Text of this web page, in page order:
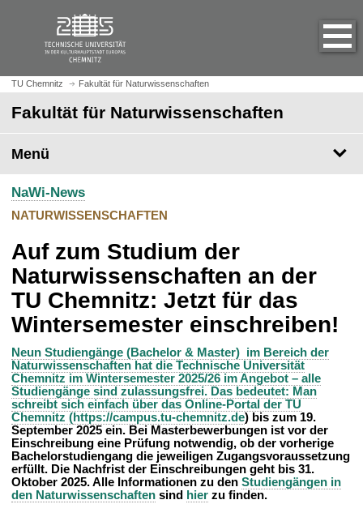
z
m
t
e
i
t
a
u
f
u
f
e
n
TU Chemnitz Fakultät für Naturwissenschaften
Fakultät für Naturwissenschaften
Menü
NaWi-News
NATURWISSENSCHAFTEN
Auf zum Studium der
Naturwissenschaften an der
TU Chemnitz: Jetzt für das
Wintersemester einschreiben!
Neun Studiengänge (Bachelor & Master) im Bereich der
Naturwissenschaften hat die Technische Universität
Chemnitz im Wintersemester 2025/26 im Angebot – alle
Studiengänge sind zulassungsfrei. Das bedeutet: Man
schreibt sich einfach über das Online-Portal der TU
Chemnitz (https://campus.tu-chemnitz.de) bis zum 19.
September 2025 ein. Bei Masterbewerbungen ist vor der
Einschreibung eine Prüfung notwendig, ob der vorherige
Bachelorstudiengang die jeweiligen Zugangsvoraussetzung
erfüllt. Die Nachfrist der Einschreibungen geht bis 31.
Oktober 2025. Alle Informationen zu den Studiengängen in
den Naturwissenschaften sind hier zu finden.